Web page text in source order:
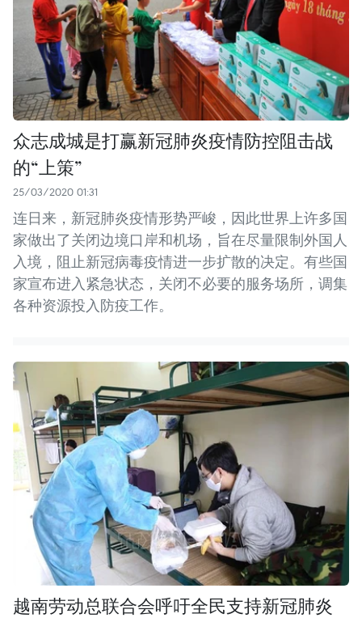
众志成城是打赢新冠肺炎疫情防控阻击战
的“上策”
25/03/2020 01:31
连日来，新冠肺炎疫情形势严峻，因此世界上许多国
家做出了关闭边境口岸和机场，旨在尽量限制外国人
入境，阻止新冠病毒疫情进一步扩散的决定。有些国
家宣布进入紧急状态，关闭不必要的服务场所，调集
各种资源投入防疫工作。
越南劳动总联合会呼吁全民支持新冠肺炎